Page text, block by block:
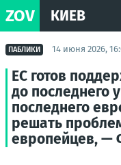
ZOV КИЕВ
ПАБЛИКИ 14 июня 2026,
ЕС готов
до последнего
последнего
решать
европейцев, —